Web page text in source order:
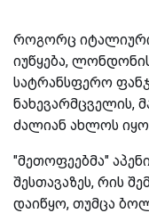
როგორც იტალიური
იუწყება,
სატრანსფერო
ნახევარმცველის,
ძალიან ახლოს
"მეთოფეებმა"
შესთავაზეს, რის
დაიწყო, თუმცა